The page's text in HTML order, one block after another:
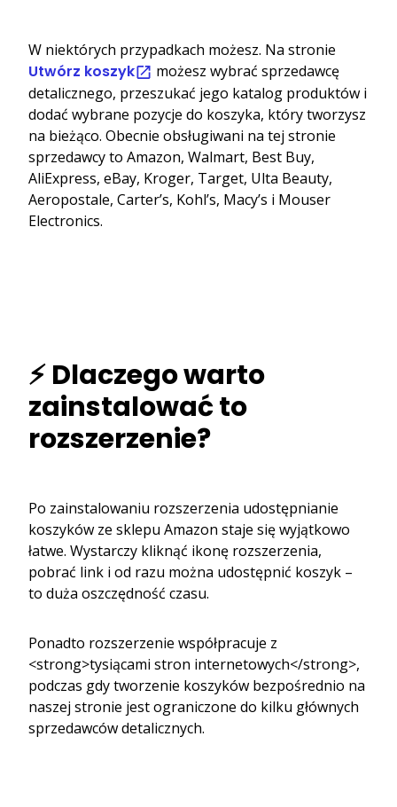
W niektórych przypadkach możesz. Na stronie
Utwórz koszyk
możesz wybrać sprzedawcę
detalicznego, przeszukać jego katalog produktów i
dodać wybrane pozycje do koszyka, który tworzysz
na bieżąco. Obecnie obsługiwani na tej stronie
sprzedawcy to Amazon, Walmart, Best Buy,
AliExpress, eBay, Kroger, Target, Ulta Beauty,
Aeropostale, Carter’s, Kohl’s, Macy’s i Mouser
Electronics.
⚡ Dlaczego warto
zainstalować to
rozszerzenie?
Po zainstalowaniu rozszerzenia udostępnianie
koszyków ze sklepu Amazon staje się wyjątkowo
łatwe. Wystarczy kliknąć ikonę rozszerzenia,
pobrać link i od razu można udostępnić koszyk –
to duża oszczędność czasu.
Ponadto rozszerzenie współpracuje z
<strong>tysiącami stron internetowych</strong>,
podczas gdy tworzenie koszyków bezpośrednio na
naszej stronie jest ograniczone do kilku głównych
sprzedawców detalicznych.